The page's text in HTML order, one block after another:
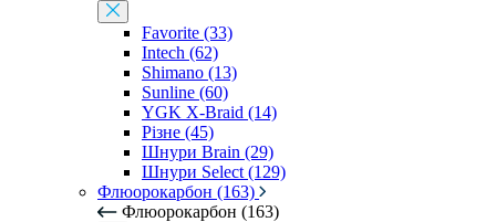
Favorite (33)
Intech (62)
Shimano (13)
Sunline (60)
YGK X-Braid (14)
Різне (45)
Шнури Brain (29)
Шнури Select (129)
Флюорокарбон (163)
Флюорокарбон (163)